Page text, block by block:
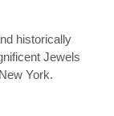
historically
Jewels
York.